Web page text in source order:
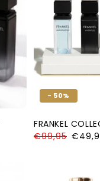
- 50%
FRANKEL
Normale
€99,95